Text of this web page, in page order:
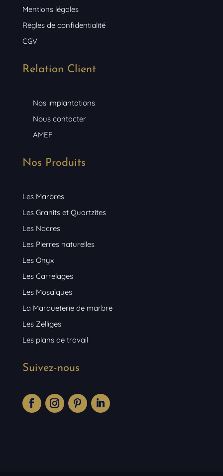
Mentions légales
Règles de confidentialité
CGV
Relation Client
Nos implantations
Nous contacter
AMEF
Nos Produits
Les Marbres
Les Granits et Quartzites
Les Nacres
Les Pierres naturelles
Les Onyx
Les Carrelages
Les Mosaïques
La Marqueterie de marbre
Les Zelliges
Les plans de travail
Suivez-nous